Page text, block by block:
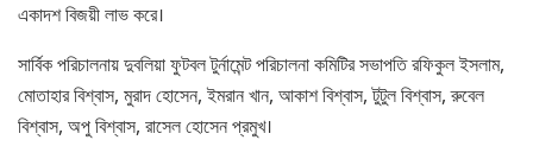
একাদশ বিজয়ী লাভ করে।
সার্বিক পরিচালনায় দুবলিয়া ফুটবল টুর্নামেন্ট পরিচালনা কমিটির সভাপতি রফিকুল ইসলাম,
মোতাহার বিশ্বাস, মুরাদ হোসেন, ইমরান খান, আকাশ বিশ্বাস, টুটুল বিশ্বাস, রুবেল
বিশ্বাস, অপু বিশ্বাস, রাসেল হোসেন প্রমুখ।